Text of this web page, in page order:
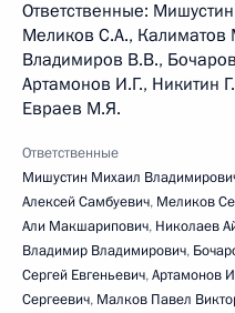
Ответственные:
Меликов С.А.,
Владимиров В.В.,
Артамонов И.Г., Никитин
Евраев М.Я.
Ответственные
Мишустин Михаил
Алексей Самбуевич, Меликов
Али Макшарипович, Николаев
Владимир Владимирович,
Сергей Евгеньевич,Артамонов
Сергеевич, Малков Павел